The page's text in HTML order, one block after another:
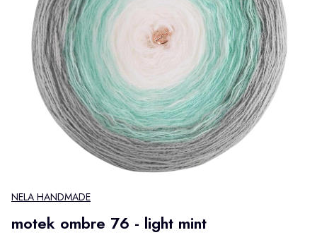
NELA HANDMADE
motek ombre 76 - light mint